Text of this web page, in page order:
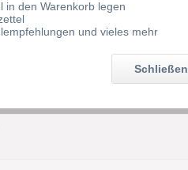
in den Warenkorb legen
und vieles mehr
Schließen